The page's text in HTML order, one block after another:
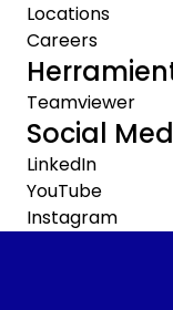
Locations
Careers
Teamviewer
Social
LinkedIn
YouTube
Instagram